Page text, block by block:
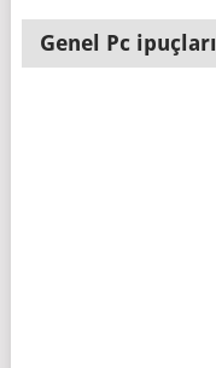
Genel Pc ipuçları